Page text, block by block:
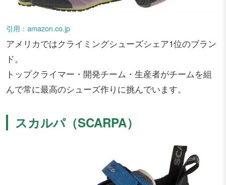
引用：amazon.co.jp
アメリカではクライミングシューズシェア1位のブラン
ド。
トップクライマー・開発チーム・生産者がチームを組
んで常に最高のシューズ作りに挑んでいます。
スカルパ（SCARPA）